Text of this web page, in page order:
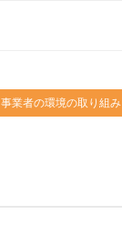
事業者の環境の取り組み